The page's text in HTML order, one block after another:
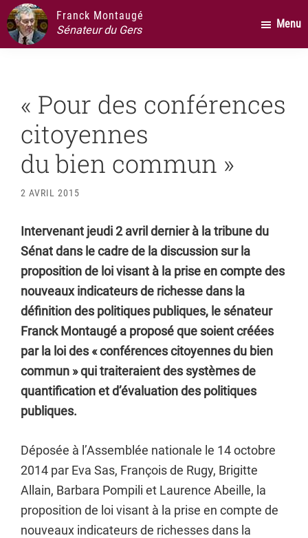
Passer
au
contenu
Passer
la
principale
Passer
au
pied
Franck Montaugé
Sénateur du Gers
Menu
« Pour des conférences
citoyennes
du bien commun »
2 AVRIL 2015
Intervenant jeudi 2 avril dernier à la tribune du
Sénat dans le cadre de la discussion sur la
proposition de loi visant à la prise en compte des
nouveaux indicateurs de richesse dans la
définition des politiques publiques, le sénateur
Franck Montaugé a proposé que soient créées
par la loi des « conférences citoyennes du bien
commun » qui traiteraient des systèmes de
quantification et d’évaluation des politiques
publiques.
Déposée à l’Assemblée nationale le 14 octobre
2014 par Eva Sas, François de Rugy, Brigitte
Allain, Barbara Pompili et Laurence Abeille, la
proposition de loi visant à la prise en compte de
nouveaux indicateurs de richesses dans la